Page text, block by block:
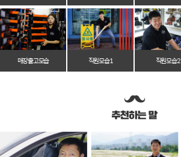
매장 출고 모습 직원 모습 1 직원 모습 2